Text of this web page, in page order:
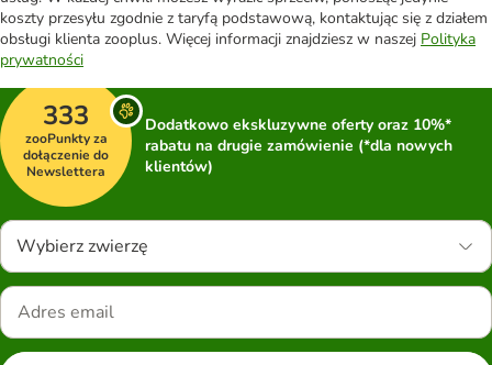
koszty przesyłu zgodnie z taryfą podstawową, kontaktując się z działem
obsługi klienta zooplus. Więcej informacji znajdziesz w naszej Polityka
prywatności
333
zooPunkty za
dołączenie do
Newslettera
Dodatkowo ekskluzywne oferty oraz 10%*
rabatu na drugie zamówienie (*dla nowych
klientów)
Wybierz zwierzę